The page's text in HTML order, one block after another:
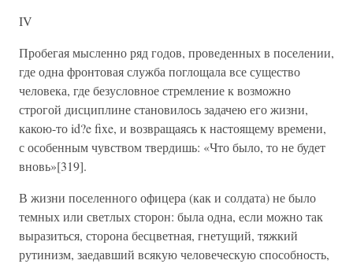
IV
Пробегая мысленно ряд годов, проведенных в поселении,
где одна фронтовая служба поглощала все существо
человека, где безусловное стремление к возможно
строгой дисциплине становилось задачею его жизни,
какою-то id?e fixe, и возвращаясь к настоящему времени,
с особенным чувством твердишь: «Что было, то не будет
вновь»[319].
В жизни поселенного офицера (как и солдата) не было
темных или светлых сторон: была одна, если можно так
выразиться, сторона бесцветная, гнетущий, тяжкий
рутинизм, заедавший всякую человеческую способность,